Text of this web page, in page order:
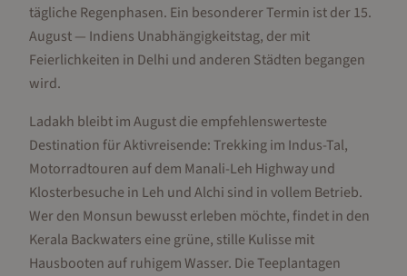
tägliche Regenphasen. Ein besonderer Termin ist der 15.
August — Indiens Unabhängigkeitstag, der mit
Feierlichkeiten in Delhi und anderen Städten begangen
wird.
Ladakh bleibt im August die empfehlenswerteste
Destination für Aktivreisende: Trekking im Indus-Tal,
Motorradtouren auf dem Manali-Leh Highway und
Klosterbesuche in Leh und Alchi sind in vollem Betrieb.
Wer den Monsun bewusst erleben möchte, findet in den
Kerala Backwaters eine grüne, stille Kulisse mit
Hausbooten auf ruhigem Wasser. Die Teeplantagen